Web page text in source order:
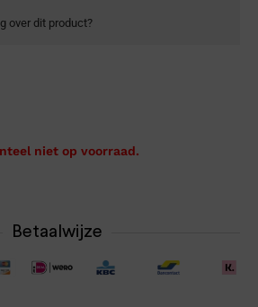
over dit product?
niet op voorraad.
Betaalwijze